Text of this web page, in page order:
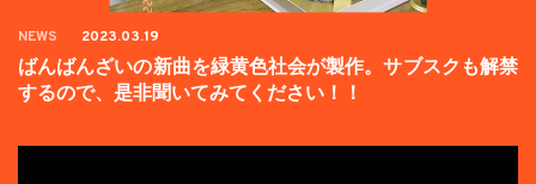
NEWS 2023.03.19
ばんばんざいの新曲を緑黄色社会が製作。サブスクも解禁
するので、是非聞いてみてください！！